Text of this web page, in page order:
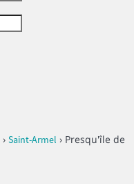
› Saint-Armel › Presqu'île de